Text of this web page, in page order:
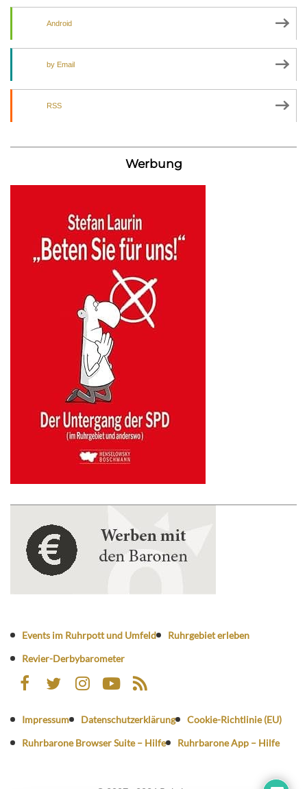
Android
by Email
RSS
Werbung
Events im Ruhrpott und Umfeld
Ruhrgebiet erleben
Revier-Derbybarometer
Impressum Datenschutzerklärung
Cookie-Richtlinie (EU)
Ruhrbarone Browser Suite – Hilfe
Ruhrbarone App – Hilfe